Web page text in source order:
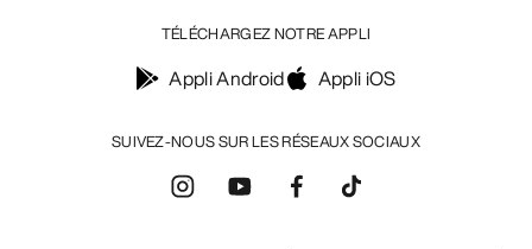
SUIVEZ-NOUS SUR LES RÉSEAUX SOCIAUX
TÉLÉCHARGEZ NOTRE APPLI
Appli Android Appli iOS